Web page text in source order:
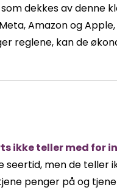
dekkes av denne
Amazon og
reglene, kan de
ikke teller med for
men de teller
penger på og